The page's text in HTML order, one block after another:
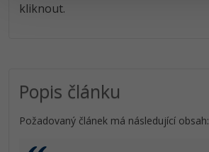
kliknout.
Popis článku
Požadovaný článek má následující obsah: